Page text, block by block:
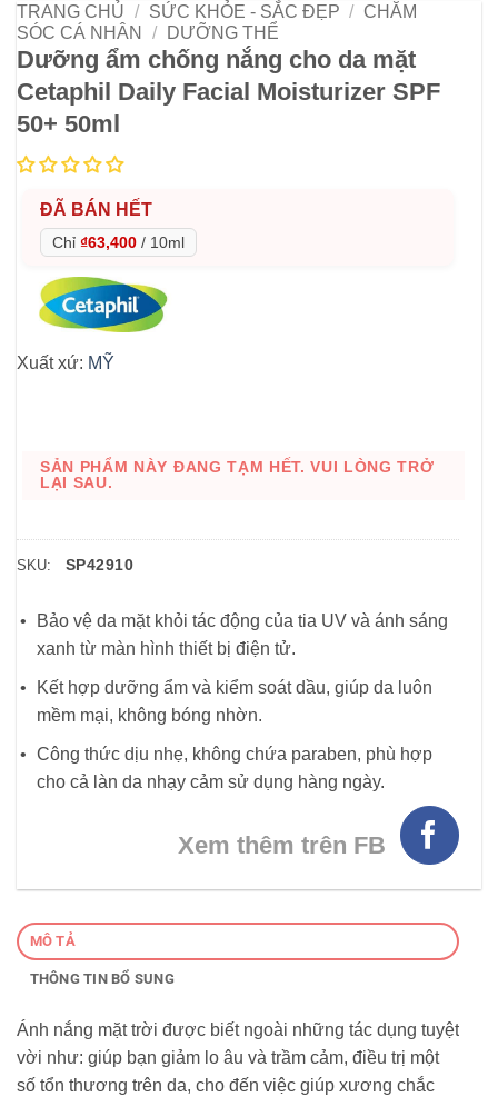
TRANG CHỦ / SỨC KHỎE - SẮC ĐẸP / CHĂM
SÓC CÁ NHÂN
/ DƯỠNG THỂ
Dưỡng ẩm chống nắng cho da mặt
Cetaphil Daily Facial Moisturizer SPF
50+ 50ml
ĐÃ BÁN HẾT
Chỉ ₫63,400 / 10ml
Xuất xứ: MỸ
SẢN PHẨM NÀY ĐANG TẠM HẾT. VUI LÒNG TRỞ
LẠI SAU.
SKU: SP42910
Bảo vệ da mặt khỏi tác động của tia UV và ánh sáng
xanh từ màn hình thiết bị điện tử.
Kết hợp dưỡng ẩm và kiểm soát dầu, giúp da luôn
mềm mại, không bóng nhờn.
Công thức dịu nhẹ, không chứa paraben, phù hợp
cho cả làn da nhạy cảm sử dụng hàng ngày.
Xem thêm trên FB
MÔ TẢ
THÔNG TIN BỔ SUNG
Ánh nắng mặt trời được biết ngoài những tác dụng tuyệt
vời như: giúp bạn giảm lo âu và trầm cảm, điều trị một
số tổn thương trên da, cho đến việc giúp xương chắc